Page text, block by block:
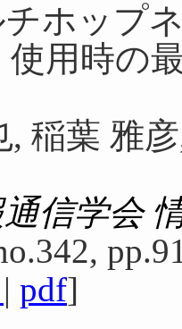
ホップ
使用時の
, 稲葉 雅
通信学会
| pdf]